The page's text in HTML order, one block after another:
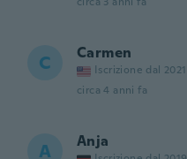
C Carmen
Iscrizione dal 2021
circa 4 anni fa
A Anja